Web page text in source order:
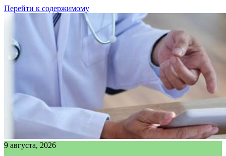
Перейти к содержимому
9 августа, 2026